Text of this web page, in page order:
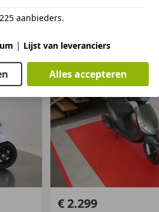
Garantie (12 maanden)
niet verrekenbaar voor
€ 2.299
aanbieders.
| Lijst van leveranciers
Alles accepteren